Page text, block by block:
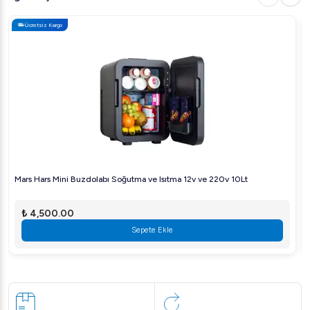
Su Geçirmezlik:
Ekstra Özellikler:Yüksek hijyen standartları,
değiştirilebilir manyetik conta, otomatik fan kesme
switchi, led aydınlatma
Öztiryakiler GN 1200 LMV Eko 4 Yarım Kapılı
Derin Dondurucu, 1200 L Fiyatı
GN 1200 LMV Eko 4 Yarım Kapılı Derin Dondurucu,
kanallarına göre değişiklik gösterebilir, en uygun fiyat için
yetkili bayilerimizle iletişime geçebilirsiniz.
Derin Dondurucu, 1200 L Neden Tercih Edilmeli?
Ücretsiz Kargo
Mars Hars Mini Buzdolabı Soğutma ve Isıtma 12v ve 220v 10Lt
₺ 4,500.00
Sepete Ekle